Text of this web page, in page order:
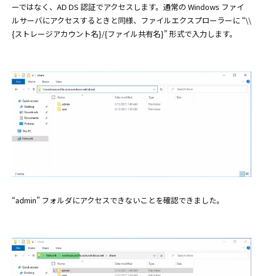
ーではなく、AD DS 認証でアクセスします。通常の Windows ファイ
ルサーバにアクセスするときと同様、ファイルエクスプローラーに “\\
{ストレージアカウント名}/{ファイル共有名}” 形式で入力します。
“admin” フォルダにアクセスできないことを確認できました。